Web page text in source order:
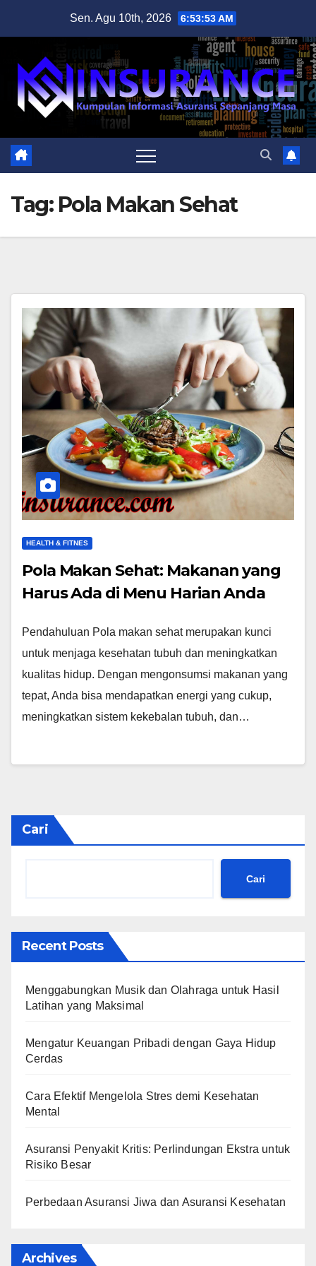
Sen. Agu 10th, 2026 6:53:53 AM
Tag: Pola Makan Sehat
HEALTH & FITNES
Pola Makan Sehat: Makanan yang
Harus Ada di Menu Harian Anda
Pendahuluan Pola makan sehat merupakan kunci
untuk menjaga kesehatan tubuh dan meningkatkan
kualitas hidup. Dengan mengonsumsi makanan yang
tepat, Anda bisa mendapatkan energi yang cukup,
meningkatkan sistem kekebalan tubuh, dan…
Cari
Cari
Recent Posts
Menggabungkan Musik dan Olahraga untuk Hasil
Latihan yang Maksimal
Mengatur Keuangan Pribadi dengan Gaya Hidup
Cerdas
Cara Efektif Mengelola Stres demi Kesehatan
Mental
Asuransi Penyakit Kritis: Perlindungan Ekstra untuk
Risiko Besar
Perbedaan Asuransi Jiwa dan Asuransi Kesehatan
Archives